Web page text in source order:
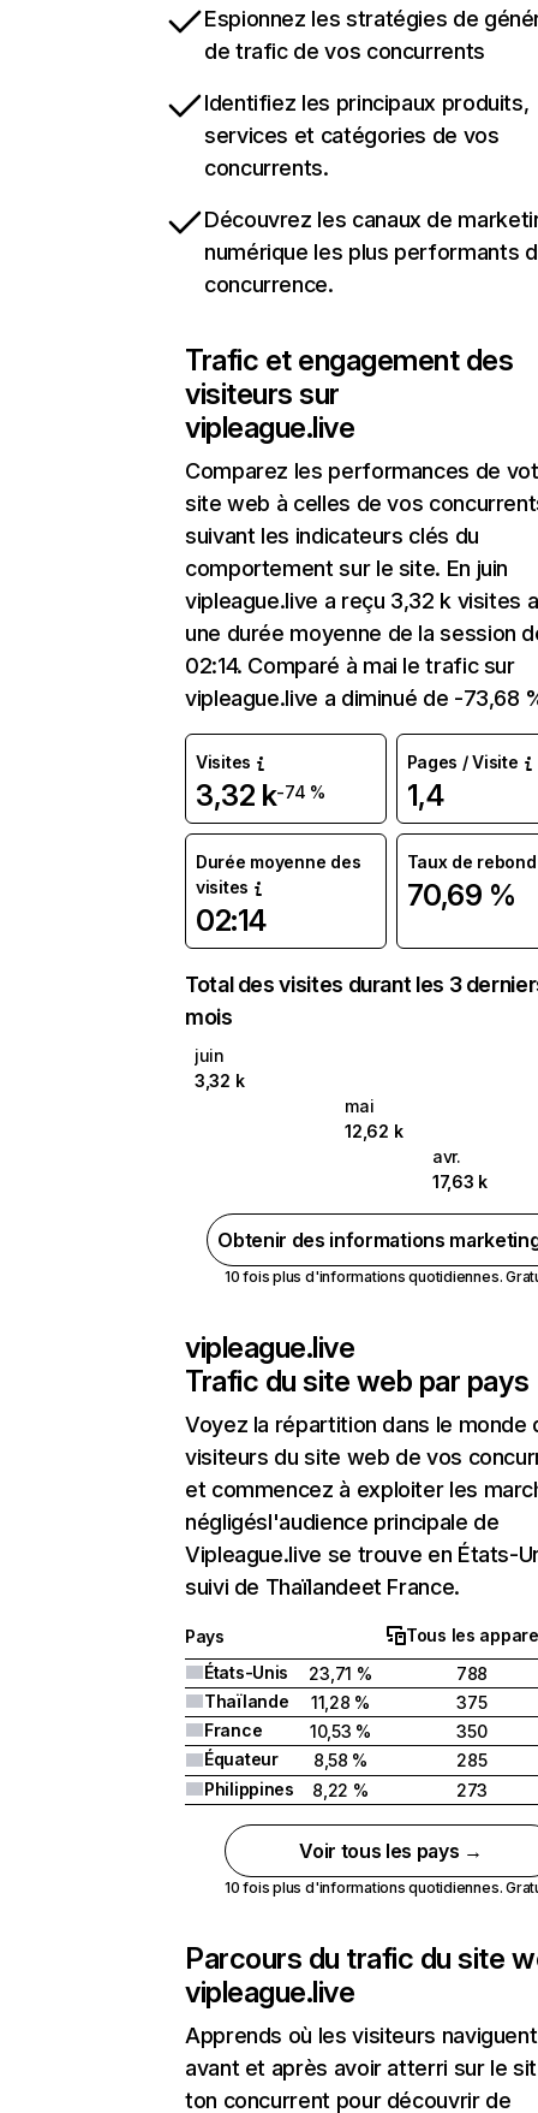
Espionnez les stratégies de
de trafic de vos concurrents
Identifiez les principaux produits,
services et catégories de vos
concurrents.
Découvrez les canaux de
numérique les plus performants
concurrence.
Trafic et engagement des
visiteurs sur
vipleague.live
Comparez les performances de
site web à celles de vos
suivant les indicateurs clés du
comportement sur le site. En juin
vipleague.live a reçu 3,32 k visites
une durée moyenne de la session
02:14. Comparé à mai le trafic sur
vipleague.live a diminué de -73,68
Visites
3,32 k-74 %
Pages / Visite
1,4
Durée moyenne des
visites
02:14
Taux de rebond
70,69 %
Total des visites durant les 3
mois
juin
3,32 k
mai
12,62 k
avr.
17,63 k
Obtenir des informations
10 fois plus d'informations quotidiennes.
vipleague.live
Trafic du site web par pays
Voyez la répartition dans le monde
visiteurs du site web de vos
et commencez à exploiter les
négligésl'audience principale de
Vipleague.live se trouve en États-
suivi de Thaïlandeet France.
Pays
Tous les
États-Unis
23,71 %
788
Thaïlande
11,28 %
375
France
10,53 %
350
Équateur
8,58 %
285
Philippines
8,22 % 273
Voir tous les pays →
10 fois plus d'informations quotidiennes.
Parcours du trafic du site
vipleague.live
Apprends où les visiteurs naviguent
avant et après avoir atterri sur le
ton concurrent pour découvrir de